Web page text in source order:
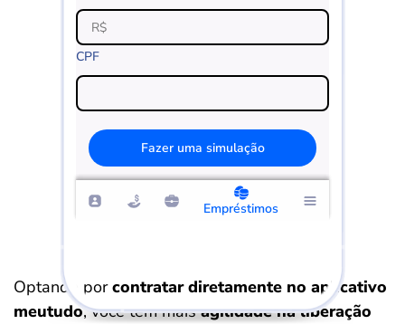
CPF
Fazer uma simulação
Empréstimos
Optando porcontratar diretamente no aplicativo
meutudo, você tem maisagilidade na liberação